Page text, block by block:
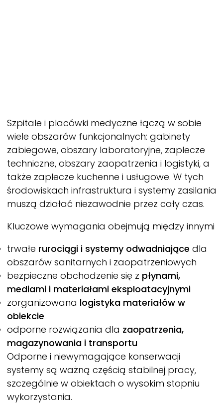
Szpitale i placówki medyczne łączą w sobie
wiele obszarów funkcjonalnych: gabinety
zabiegowe, obszary laboratoryjne, zaplecze
techniczne, obszary zaopatrzenia i logistyki, a
także zaplecze kuchenne i usługowe. W tych
środowiskach infrastruktura i systemy zasilania
muszą działać niezawodnie przez cały czas.
Kluczowe wymagania obejmują między innymi
trwałe rurociągi i systemy odwadniające dla
obszarów sanitarnych i zaopatrzeniowych
bezpieczne obchodzenie się z płynami,
mediami i materiałami eksploatacyjnymi
zorganizowana logistyka materiałów w
obiekcie
odporne rozwiązania dla zaopatrzenia,
magazynowania i transportu
Odporne i niewymagające konserwacji
systemy są ważną częścią stabilnej pracy,
szczególnie w obiektach o wysokim stopniu
wykorzystania.